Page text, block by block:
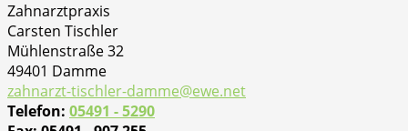
Zahnarztpraxis
Carsten Tischler
Mühlenstraße 32
49401 Damme
zahnarzt-tischler-damme@ewe.net
Telefon: 05491 - 5290